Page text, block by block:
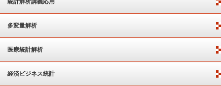
統計解析講義応用
多変量解析
医療統計解析
経済ビジネス統計